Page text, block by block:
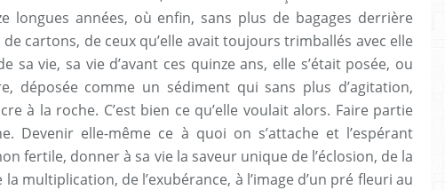
longues années, où enfin, sans plus de bagages derrière
de cartons, de ceux qu’elle avait toujours trimballés avec elle
sa vie, sa vie d’avant ces quinze ans, elle s’était posée, ou
déposée comme un sédiment qui sans plus d’agitation,
à la roche. C’est bien ce qu’elle voulait alors. Faire partie
Devenir elle-même ce à quoi on s’attache et l’espérant
fertile, donner à sa vie la saveur unique de l’éclosion, de la
la multiplication, de l’exubérance, à l’image d’un pré fleuri au